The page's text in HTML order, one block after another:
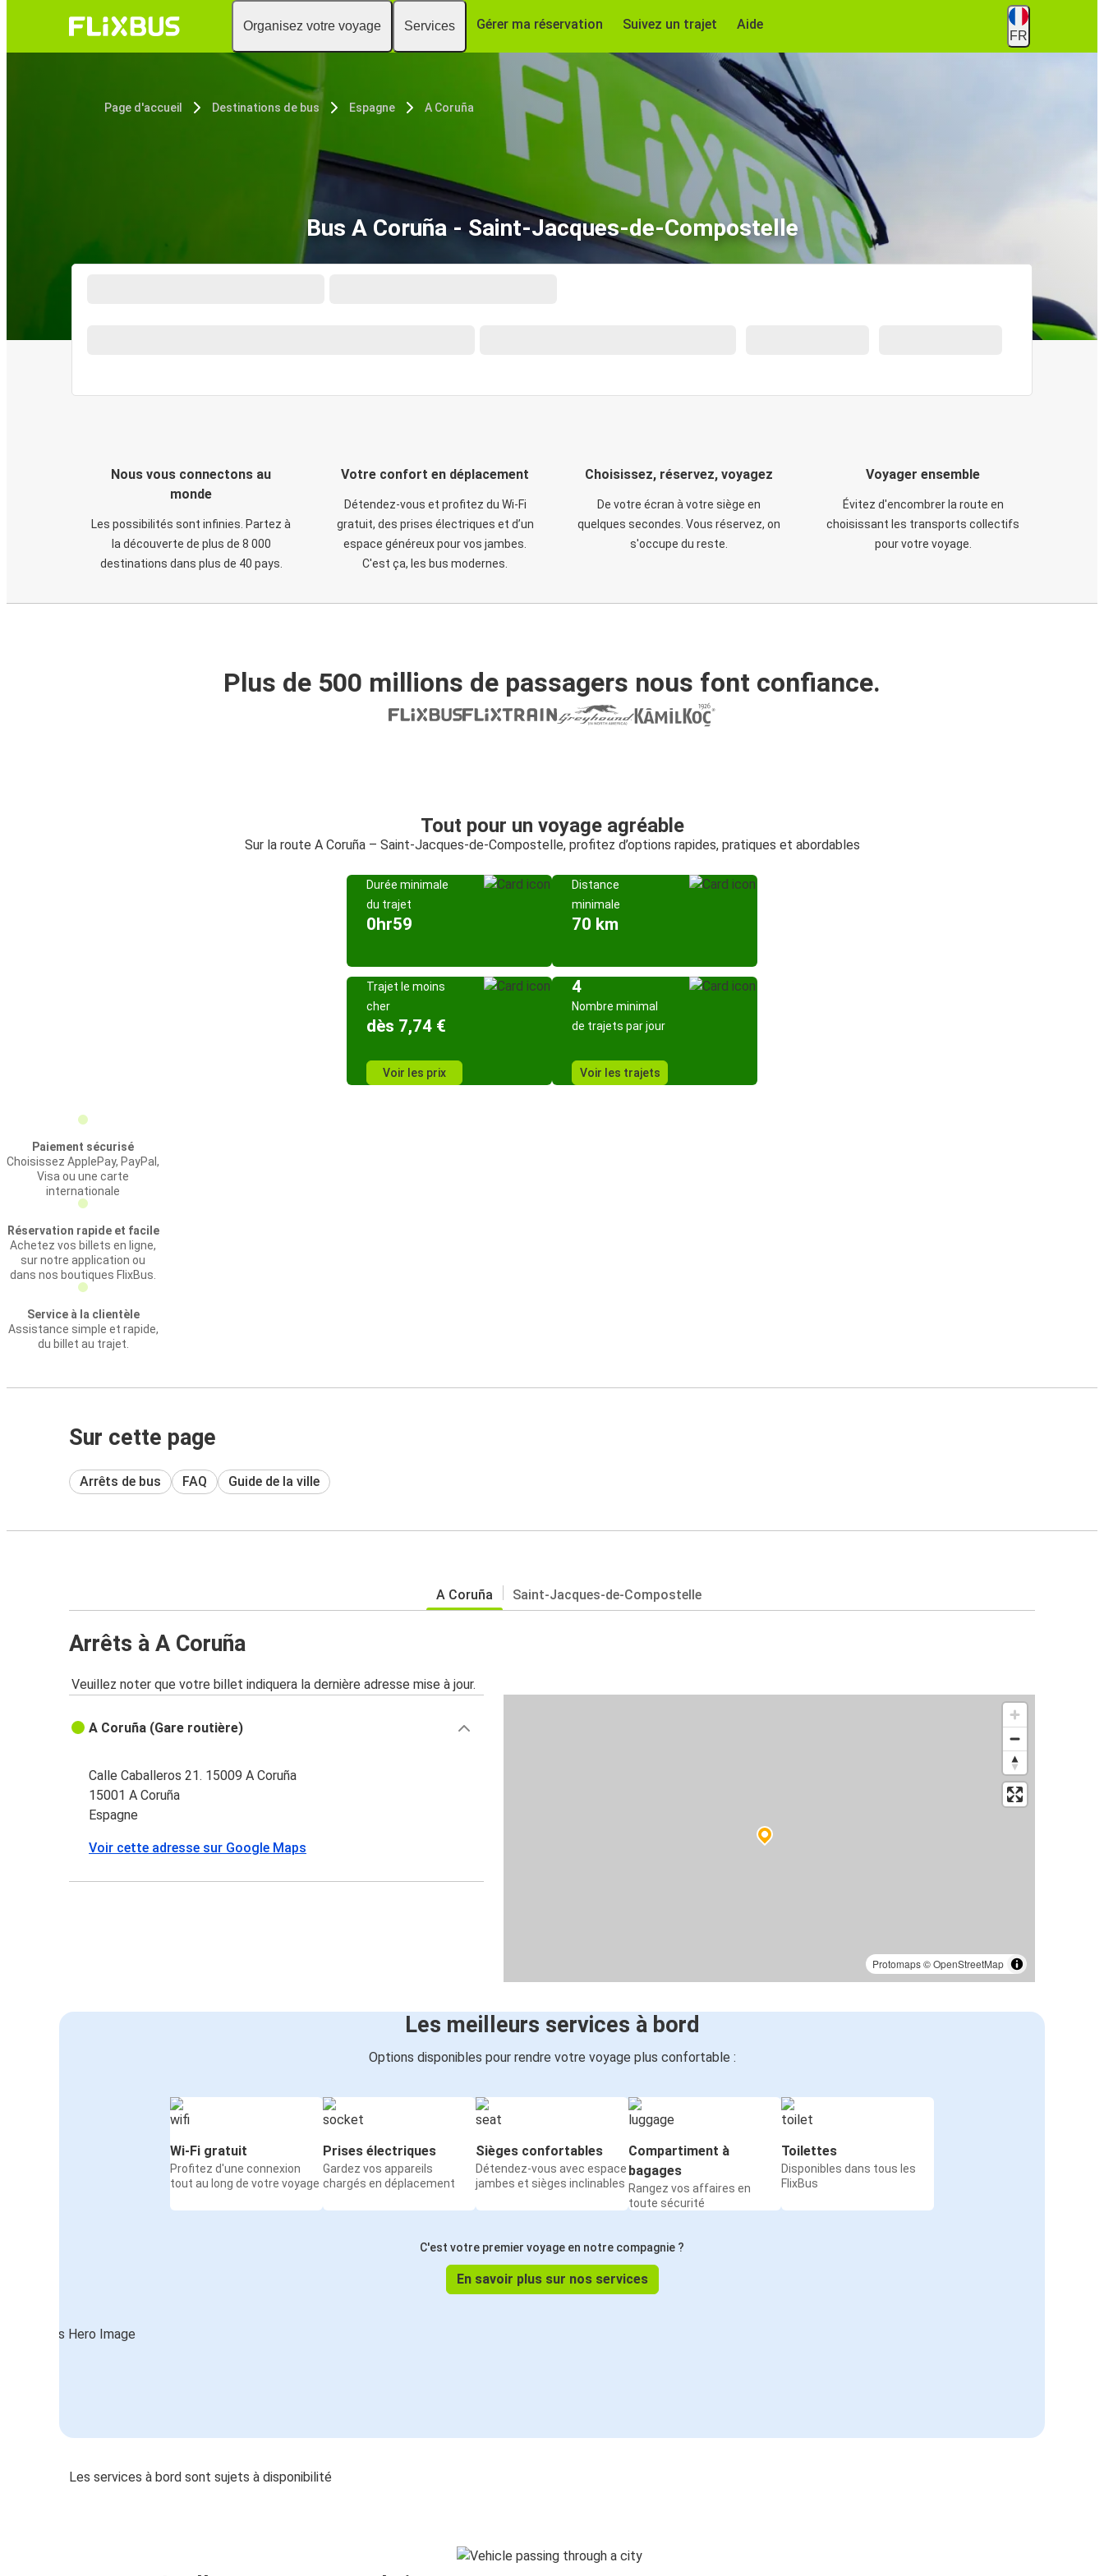
Organisez votre voyage Services Gérer ma réservation Suivez un trajet Aide
FR
Page d'accueil Destinations de bus Espagne A Coruña
Bus A Coruña - Saint-Jacques-de-Compostelle
Nous vous connectons au
monde
Les possibilités sont infinies. Partez à
la découverte de plus de 8 000
destinations dans plus de 40 pays.
Votre confort en déplacement
Détendez-vous et profitez du Wi-Fi
gratuit, des prises électriques et d’un
espace généreux pour vos jambes.
C'est ça, les bus modernes.
Choisissez, réservez, voyagez
De votre écran à votre siège en
quelques secondes. Vous réservez, on
s'occupe du reste.
Voyager ensemble
Évitez d'encombrer la route en
choisissant les transports collectifs
pour votre voyage.
Plus de 500 millions de passagers nous font confiance.
Tout pour un voyage agréable
Sur la route A Coruña – Saint-Jacques-de-Compostelle, profitez d’options rapides, pratiques et abordables
Durée minimale
du trajet
0hr59
Distance
minimale
70 km
Trajet le moins
cher
dès 7,74 €
Voir les prix
4
Nombre minimal
de trajets par jour
Voir les trajets
Paiement sécurisé
Choisissez ApplePay, PayPal,
Visa ou une carte
internationale
Réservation rapide et facile
Achetez vos billets en ligne,
sur notre application ou
dans nos boutiques FlixBus.
Service à la clientèle
Assistance simple et rapide,
du billet au trajet.
Sur cette page
Arrêts de bus FAQ Guide de la ville
A Coruña Saint-Jacques-de-Compostelle
Arrêts à A Coruña
Veuillez noter que votre billet indiquera la dernière adresse mise à jour.
Protomaps©OpenStreetMap
A Coruña (Gare routière)
Calle Caballeros 21. 15009 A Coruña
15001 A Coruña
Espagne
Voir cette adresse sur Google Maps
Les meilleurs services à bord
Options disponibles pour rendre votre voyage plus confortable :
Wi-Fi gratuit
Profitez d'une connexion
tout au long de votre voyage
Prises électriques
Gardez vos appareils
chargés en déplacement
Sièges confortables
Détendez-vous avec espace
jambes et sièges inclinables
Compartiment à
bagages
Rangez vos affaires en
toute sécurité
Toilettes
Disponibles dans tous les
FlixBus
C'est votre premier voyage en notre compagnie ?
En savoir plus sur nos services
Les services à bord sont sujets à disponibilité